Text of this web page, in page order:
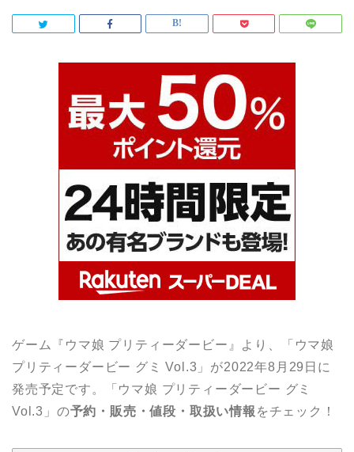
ゲーム『ウマ娘 プリティーダービー』より、「ウマ娘
プリティーダービー グミ Vol.3」が2022年8月29日に
発売予定です。「ウマ娘 プリティーダービー グミ
Vol.3」の予約・販売・値段・取扱い情報 をチェック！